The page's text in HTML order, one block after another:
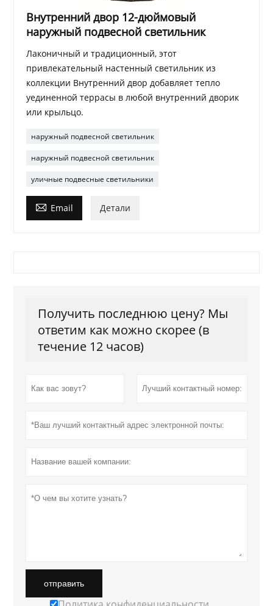
Внутренний двор 12-дюймовый
наружный подвесной светильник
Лаконичный и традиционный, этот
привлекательный настенный светильник из
коллекции Внутренний двор добавляет тепло
уединенной террасы в любой внутренний дворик
или крыльцо.
наружный подвесной светильник
наружный подвесной светильник
уличные подвесные светильники
 Email Детали
Получить последнюю цену? Мы
ответим как можно скорее (в
течение 12 часов)
отправить